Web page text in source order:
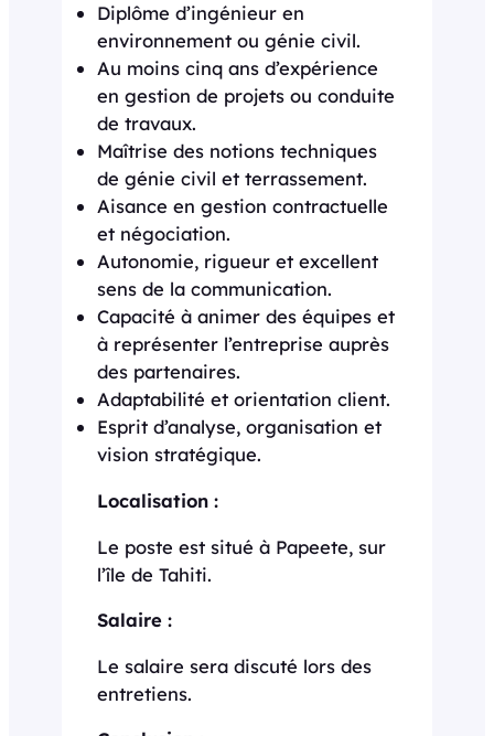
Diplôme d’ingénieur en
environnement ou génie civil.
Au moins cinq ans d’expérience
en gestion de projets ou conduite
de travaux.
Maîtrise des notions techniques
de génie civil et terrassement.
Aisance en gestion contractuelle
et négociation.
Autonomie, rigueur et excellent
sens de la communication.
Capacité à animer des équipes et
à représenter l’entreprise auprès
des partenaires.
Adaptabilité et orientation client.
Esprit d’analyse, organisation et
vision stratégique.
Localisation :
Le poste est situé à Papeete, sur
l’île de Tahiti.
Salaire :
Le salaire sera discuté lors des
entretiens.